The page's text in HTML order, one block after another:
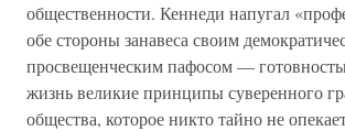
общественности. Кеннеди напугал
обе стороны занавеса своим
просвещенческим пафосом —
жизнь великие принципы суверенного
общества, которое никто тайно не